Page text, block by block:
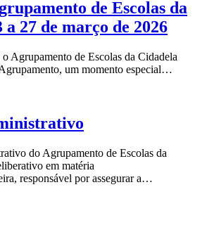
de Escolas da
a 27 de março de 2026
Agrupamento de Escolas da Cidadela
um momento especial…
do Agrupamento de Escolas da
em matéria
responsável por assegurar a…